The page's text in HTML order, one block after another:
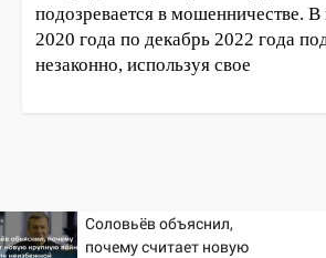
подозревается в мошенничестве. В
2020 года по декабрь 2022 года
незаконно, используя свое
Соловьёв объяснил,
почему считает новую